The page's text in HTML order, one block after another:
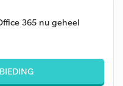
365 nu geheel